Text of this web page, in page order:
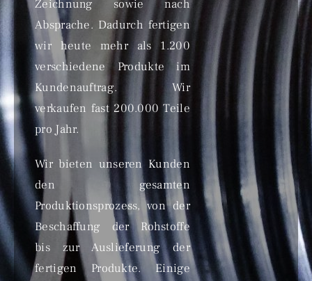
Zeichnung sowie nach
Absprache. Dadurch fertigen
wir heute mehr als 1.200
verschiedene Produkte im
Kundenauftrag. Wir
verkaufen fast 200.000 Teile
pro Jahr.
Wir bieten unseren Kunden
den gesamten
Produktionsprozess, von der
Beschaffung der Rohstoffe
bis zur Auslieferung der
fertigen Produkte. Einige